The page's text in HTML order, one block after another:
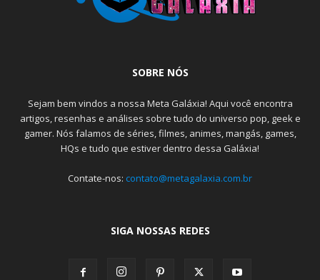
SOBRE NÓS
Sejam bem vindos a nossa Meta Galáxia! Aqui você encontra
artigos, resenhas e análises sobre tudo do universo pop, geek e
gamer. Nós falamos de séries, filmes, animes, mangás, games,
HQs e tudo que estiver dentro dessa Galáxia!
Contate-nos: contato@metagalaxia.com.br
SIGA NOSSAS REDES